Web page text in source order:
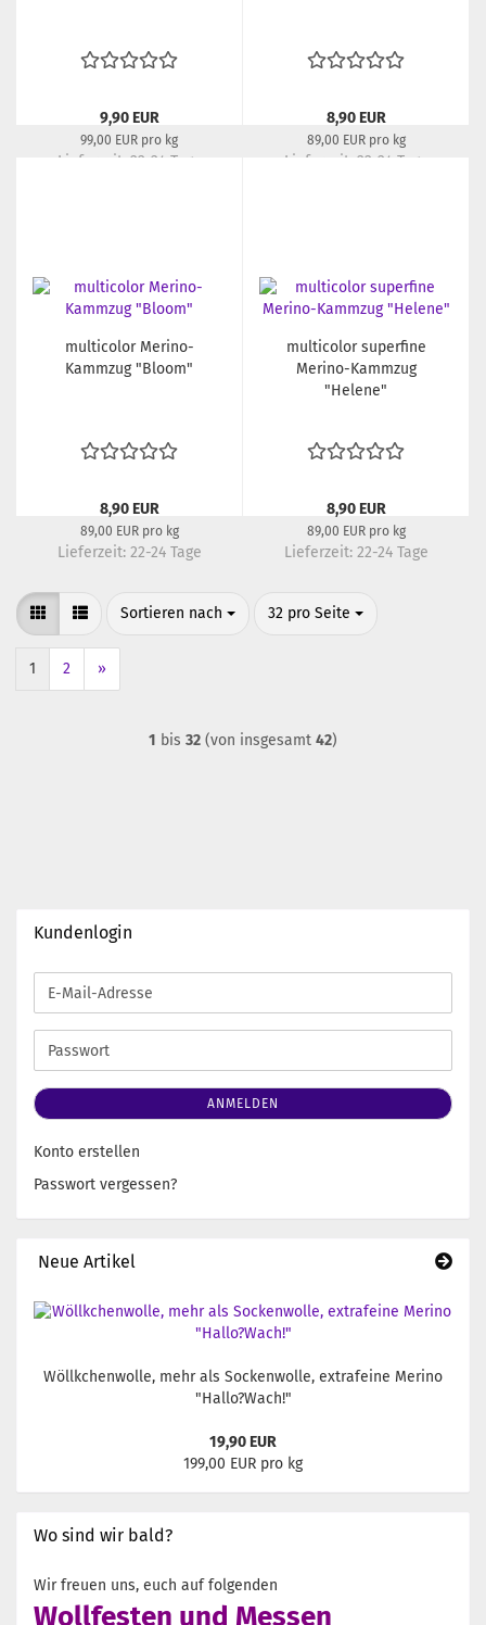
9,90 EUR
99,00 EUR pro kg
Lieferzeit: 22-24 Tage
8,90 EUR
89,00 EUR pro kg
Lieferzeit: 22-24 Tage
multicolor Merino-
Kammzug "Bloom"
8,90 EUR
89,00 EUR pro kg
Lieferzeit: 22-24 Tage
multicolor superfine
Merino-Kammzug
"Helene"
8,90 EUR
89,00 EUR pro kg
Lieferzeit: 22-24 Tage
Sortieren nach
Sortieren nach 32 pro Seite
pro Seite
1 2 »
1 bis 32 (von insgesamt 42)
Kundenlogin
E-
Mail-
Adresse
Passwort
ANMELDEN
Konto erstellen
Passwort vergessen?
Neue Artikel
Wöllkchenwolle, mehr als Sockenwolle, extrafeine Merino
"Hallo?Wach!"
19,90 EUR
199,00 EUR pro kg
Wo sind wir bald?
Wir freuen uns, euch auf folgenden
Wollfesten und Messen